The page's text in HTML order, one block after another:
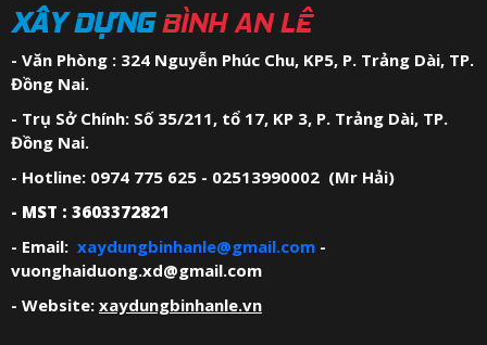
XÂY DỰNG BÌNH AN LÊ
- Văn Phòng : 324 Nguyễn Phúc Chu, KP5, P. Trảng Dài, TP.
Đồng Nai.
- Trụ Sở Chính: Số 35/211, tổ 17, KP 3, P. Trảng Dài, TP.
Đồng Nai.
- Hotline: 0974 775 625 - 02513990002 (Mr Hải)
- MST : 3603372821
- Email: xaydungbinhanle@gmail.com -
vuonghaiduong.xd@gmail.com
- Website: xaydungbinhanle.vn